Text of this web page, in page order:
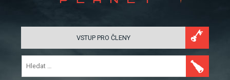
VSTUP PRO ČLENY